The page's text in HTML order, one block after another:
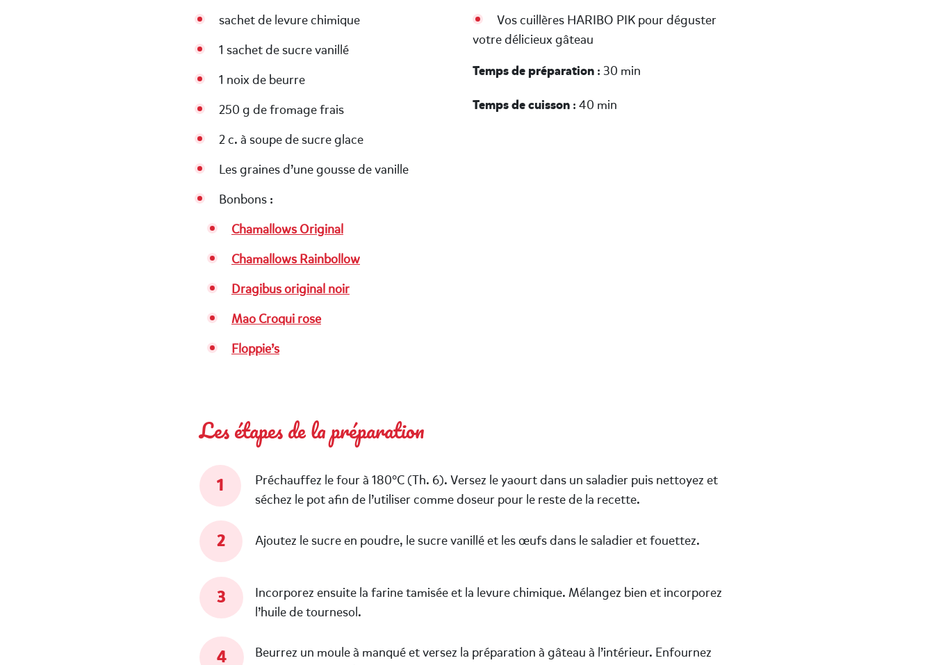
sachet de levure chimique
1 sachet de sucre vanillé
1 noix de beurre
250 g de fromage frais
2 c. à soupe de sucre glace
Les graines d’une gousse de vanille
Bonbons :
Chamallows Original
Chamallows Rainbollow
Dragibus original noir
Mao Croqui rose
Floppie’s
Vos cuillères HARIBO PIK pour déguster
votre délicieux gâteau
Temps de préparation : 30 min
Temps de cuisson : 40 min
Les étapes de la préparation
Préchauffez le four à 180°C (Th. 6). Versez le yaourt dans un saladier puis nettoyez et
séchez le pot afin de l’utiliser comme doseur pour le reste de la recette.
Ajoutez le sucre en poudre, le sucre vanillé et les œufs dans le saladier et fouettez.
Incorporez ensuite la farine tamisée et la levure chimique. Mélangez bien et incorporez
l’huile de tournesol.
Beurrez un moule à manqué et versez la préparation à gâteau à l’intérieur. Enfournez